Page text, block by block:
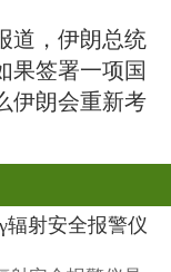
在纽约举
，伊朗议
美国继续
要求政府